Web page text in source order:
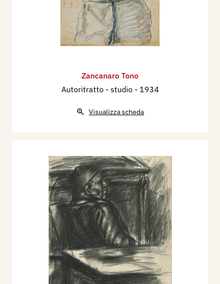
Zancanaro Tono
Autoritratto - studio - 1934
Visualizza scheda